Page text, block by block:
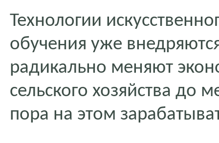
Технологии
обучения уже
радикально меняют
сельского хозяйства до
пора на этом